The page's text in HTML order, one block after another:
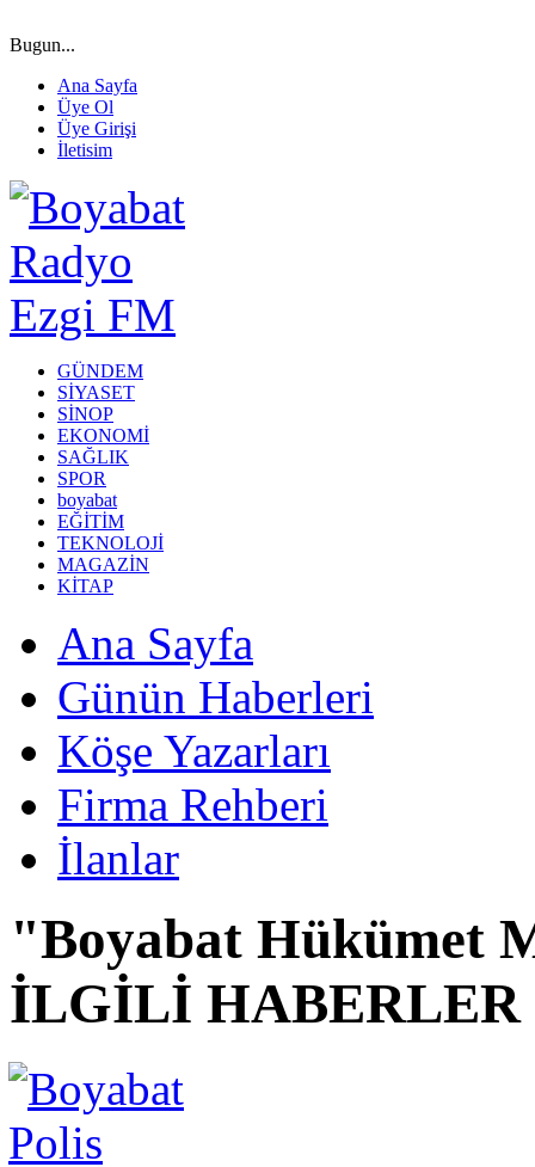
Bugun...
Ana Sayfa
Üye Ol
Üye Girişi
İletisim
GÜNDEM
SİYASET
SİNOP
EKONOMİ
SAĞLIK
SPOR
boyabat
EĞİTİM
TEKNOLOJİ
MAGAZİN
KİTAP
Ana Sayfa
Günün Haberleri
Köşe Yazarları
Firma Rehberi
İlanlar
"Boyabat Hükümet
İLGİLİ HABERLER